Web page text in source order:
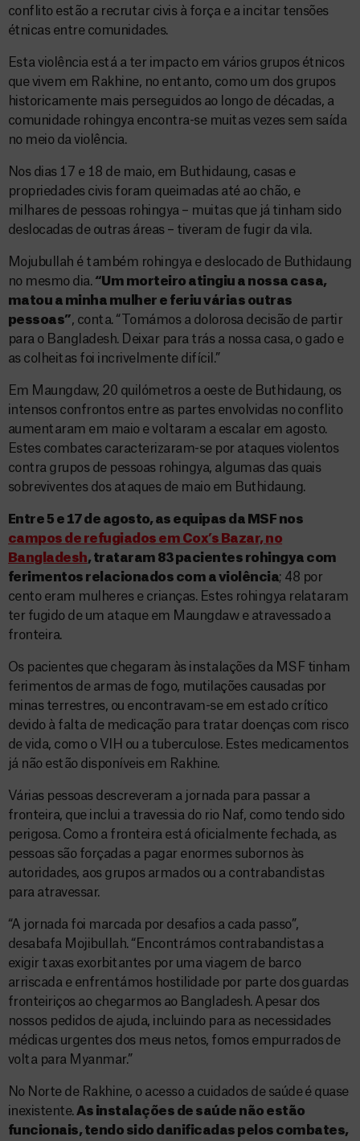
conflito estão a recrutar civis à força e a incitar tensões
étnicas entre comunidades.
Esta violência está a ter impacto em vários grupos étnicos
que vivem em Rakhine, no entanto, como um dos grupos
historicamente mais perseguidos ao longo de décadas, a
comunidade rohingya encontra-se muitas vezes sem saída
no meio da violência.
Nos dias 17 e 18 de maio, em Buthidaung, casas e
propriedades civis foram queimadas até ao chão, e
milhares de pessoas rohingya – muitas que já tinham sido
deslocadas de outras áreas – tiveram de fugir da vila.
Mojubullah é também rohingya e deslocado de Buthidaung
no mesmo dia. “Um morteiro atingiu a nossa casa,
matou a minha mulher e feriu várias outras
pessoas”, conta. “Tomámos a dolorosa decisão de partir
para o Bangladesh. Deixar para trás a nossa casa, o gado e
as colheitas foi incrivelmente difícil.”
Em Maungdaw, 20 quilómetros a oeste de Buthidaung, os
intensos confrontos entre as partes envolvidas no conflito
aumentaram em maio e voltaram a escalar em agosto.
Estes combates caracterizaram-se por ataques violentos
contra grupos de pessoas rohingya, algumas das quais
sobreviventes dos ataques de maio em Buthidaung.
Entre 5 e 17 de agosto, as equipas da MSF nos
campos de refugiados em Cox’s Bazar, no
Bangladesh, trataram 83 pacientes rohingya com
ferimentos relacionados com a violência; 48 por
cento eram mulheres e crianças. Estes rohingya relataram
ter fugido de um ataque em Maungdaw e atravessado a
fronteira.
Os pacientes que chegaram às instalações da MSF tinham
ferimentos de armas de fogo, mutilações causadas por
minas terrestres, ou encontravam-se em estado crítico
devido à falta de medicação para tratar doenças com risco
de vida, como o VIH ou a tuberculose. Estes medicamentos
já não estão disponíveis em Rakhine.
Várias pessoas descreveram a jornada para passar a
fronteira, que inclui a travessia do rio Naf, como tendo sido
perigosa. Como a fronteira está oficialmente fechada, as
pessoas são forçadas a pagar enormes subornos às
autoridades, aos grupos armados ou a contrabandistas
para atravessar.
“A jornada foi marcada por desafios a cada passo”,
desabafa Mojibullah. “Encontrámos contrabandistas a
exigir taxas exorbitantes por uma viagem de barco
arriscada e enfrentámos hostilidade por parte dos guardas
fronteiriços ao chegarmos ao Bangladesh. Apesar dos
nossos pedidos de ajuda, incluindo para as necessidades
médicas urgentes dos meus netos, fomos empurrados de
volta para Myanmar.”
No Norte de Rakhine, o acesso a cuidados de saúde é quase
inexistente. As instalações de saúde não estão
funcionais, tendo sido danificadas pelos combates,